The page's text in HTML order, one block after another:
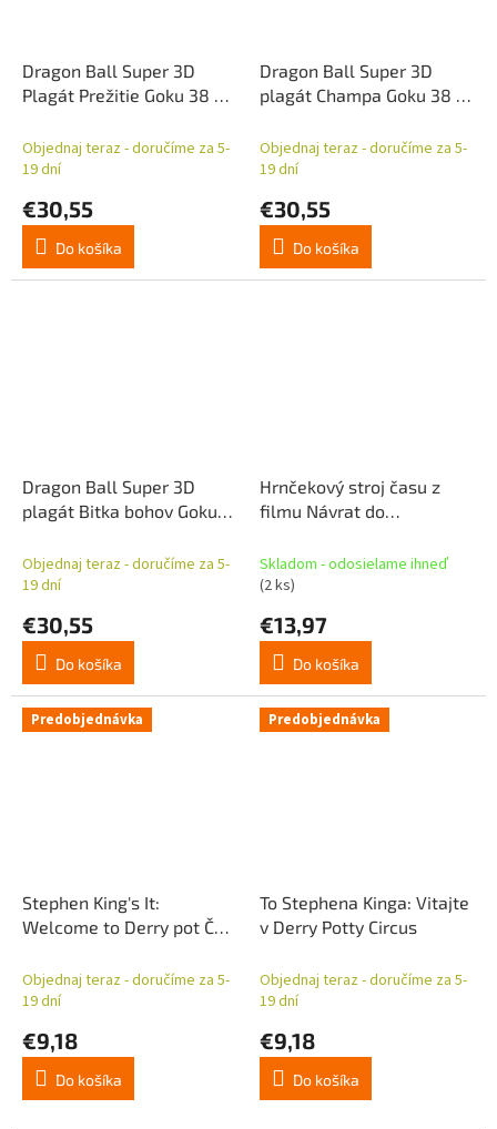
Dragon Ball Super 3D
Plagát Prežitie Goku 38 x
Objednaj teraz - doručíme za 5-
19 dní
€30,55
Do košíka
Dragon Ball Super 3D
plagát Champa Goku 38 x
Objednaj teraz - doručíme za 5-
19 dní
€30,55
Do košíka
Dragon Ball Super 3D
plagát Bitka bohov Goku
Objednaj teraz - doručíme za 5-
19 dní
€30,55
Do košíka
Hrnčekový stroj času z
filmu Návrat do
Skladom - odosielame ihneď
(2 ks)
€13,97
Do košíka
Predobjednávka
Stephen King's It:
Welcome to Derry pot Čo.
Objednaj teraz - doručíme za 5-
19 dní
€9,18
Do košíka
Predobjednávka
To Stephena Kinga: Vitajte
v Derry Potty Circus
Objednaj teraz - doručíme za 5-
19 dní
€9,18
Do košíka